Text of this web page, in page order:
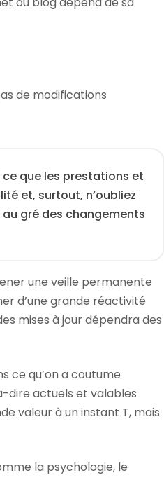
de modifications
que les prestations et
et, surtout, n’oubliez
gré des changements
une veille permanente
d’une grande réactivité
mises à jour dépendra des
ce qu’on a coutume
dire actuels et valables
valeur à un instant T, mais
la psychologie, le